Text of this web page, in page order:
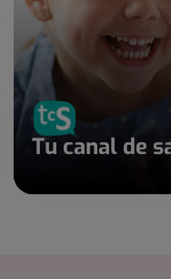
Tu canal de